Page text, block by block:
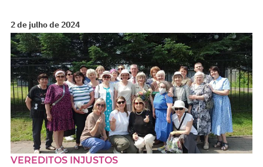
2 de julho de 2024
VEREDITOS INJUSTOS